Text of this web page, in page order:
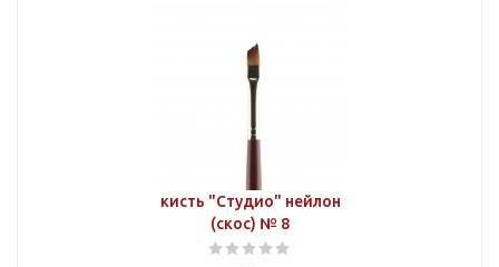
кисть "Студио" нейлон
(скос) № 8